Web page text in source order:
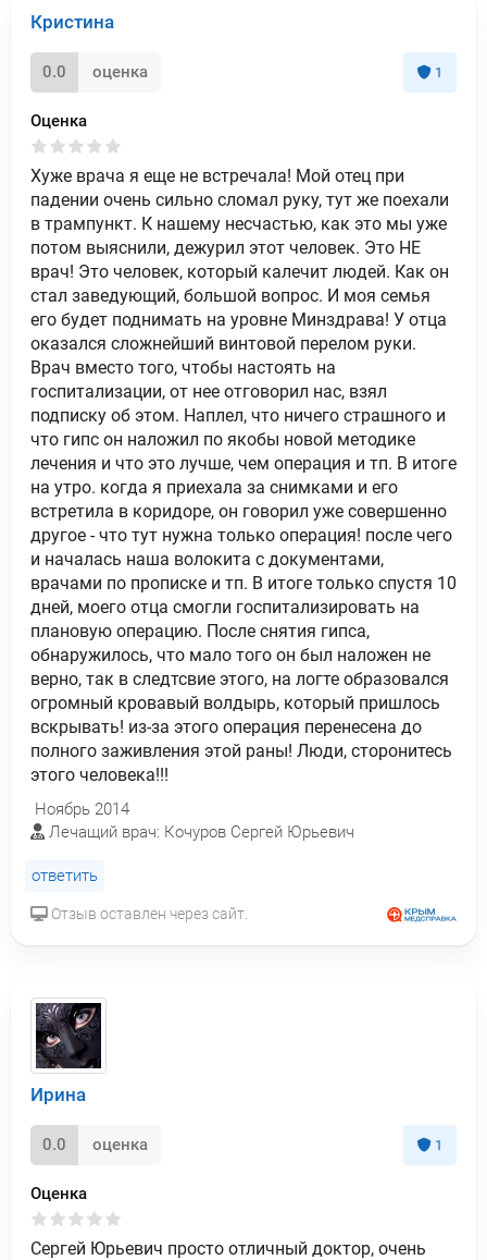
Кристина
0.0 оценка 1
Оценка
Хуже врача я еще не встречала! Мой отец при
падении очень сильно сломал руку, тут же поехали
в трампункт. К нашему несчастью, как это мы уже
потом выяснили, дежурил этот человек. Это НЕ
врач! Это человек, который калечит людей. Как он
стал заведующий, большой вопрос. И моя семья
его будет поднимать на уровне Минздрава! У отца
оказался сложнейший винтовой перелом руки.
Врач вместо того, чтобы настоять на
госпитализации, от нее отговорил нас, взял
подписку об этом. Наплел, что ничего страшного и
что гипс он наложил по якобы новой методике
лечения и что это лучше, чем операция и тп. В итоге
на утро. когда я приехала за снимками и его
встретила в коридоре, он говорил уже совершенно
другое - что тут нужна только операция! после чего
и началась наша волокита с документами,
врачами по прописке и тп. В итоге только спустя 10
дней, моего отца смогли госпитализировать на
плановую операцию. После снятия гипса,
обнаружилось, что мало того он был наложен не
верно, так в следтсвие этого, на логте образовался
огромный кровавый волдырь, который пришлось
вскрывать! из-за этого операция перенесена до
полного заживления этой раны! Люди, сторонитесь
этого человека!!!
Ноябрь 2014
Лечащий врач: Кочуров Сергей Юрьевич
ответить
Отзыв оставлен через сайт.
Ирина
0.0 оценка 1
Оценка
Сергей Юрьевич просто отличный доктор, очень